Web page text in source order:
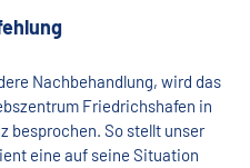
Nachbehandlung, wird das
Friedrichshafen in
besprochen. So stellt unser
eine auf seine Situation